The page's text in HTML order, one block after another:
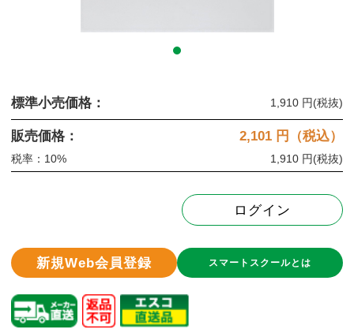
標準小売価格： 1,910 円(税抜)
販売価格： 2,101 円（税込）
税率：10% 1,910 円(税抜)
ログイン
新規Web会員登録 スマートスクールとは